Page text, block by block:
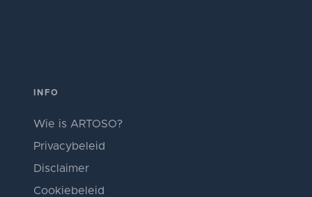
INFO
Wie is ARTOSO?
Privacybeleid
Disclaimer
Cookiebeleid